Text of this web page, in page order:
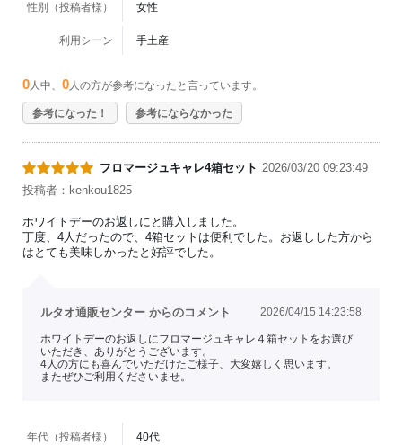
性別（投稿者様） 女性
利用シーン 手土産
0 人中、 0 人の方が参考になったと言っています。
参考になった！ 参考にならなかった
フロマージュキャレ4箱セット 2026/03/20 09:23:49
投稿者：kenkou1825
ホワイトデーのお返しにと購入しました。
丁度、4人だったので、4箱セットは便利でした。お返しした方から
はとても美味しかったと好評でした。
ルタオ通販センター からのコメント 2026/04/15 14:23:58
ホワイトデーのお返しにフロマージュキャレ４箱セットをお選び
いただき、ありがとうございます。
4人の方にも喜んでいただけたご様子、大変嬉しく思います。
またぜひご利用くださいませ。
年代（投稿者様） 40代